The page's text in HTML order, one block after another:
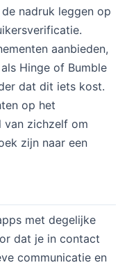
nadruk leggen op
aanbieden,
Hinge of Bumble
dat dit iets kost.
op het
van zichzelf om
zijn naar een
met degelijke
dat je in contact
communicatie en